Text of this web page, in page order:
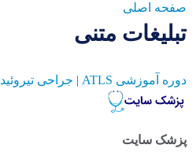
صفحه اصلی
تبلیغات متنی
دوره آموزشی ATLS | جراحی تیروئید
پزشک سایت